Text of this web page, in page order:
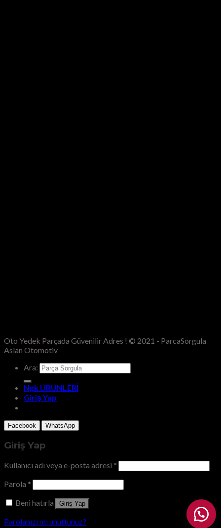
Oto Yedek Parçada Güvenilir Adres ! © 2021 - ParcaSorgula
Aslan Otomotiv
Ara:
Ngk ÜRÜNLERİ
Giriş Yap
Facebook WhatsApp
Giriş Yap
Kullanıcı adı veya e-posta adresi *
Parola *
Beni hatırla
Giriş Yap
Parolanızı mı unuttunuz?